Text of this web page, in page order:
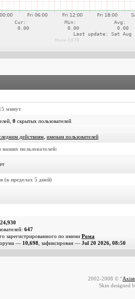
минут
0 скрытых пользователей
действиям, именам пользователей
пользователей:
(в пределах 5 дней)
24,930
647
зарегистрированного по имени Рома
— 10,698, зафиксирован — Jul 20 2026, 08:50
2002-2008 © “
Skin designed